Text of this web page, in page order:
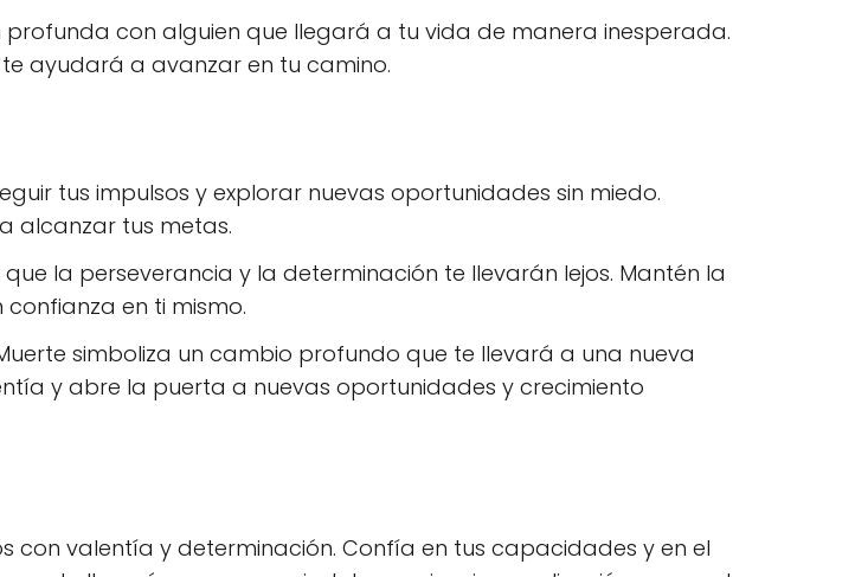
profunda con alguien que llegará a tu vida de manera inesperada.
ayudará a avanzar en tu camino.
tus impulsos y explorar nuevas oportunidades sin miedo.
alcanzar tus metas.
la perseverancia y la determinación te llevarán lejos. Mantén la
en ti mismo.
simboliza un cambio profundo que te llevará a una nueva
y abre la puerta a nuevas oportunidades y crecimiento
con valentía y determinación. Confía en tus capacidades y en el